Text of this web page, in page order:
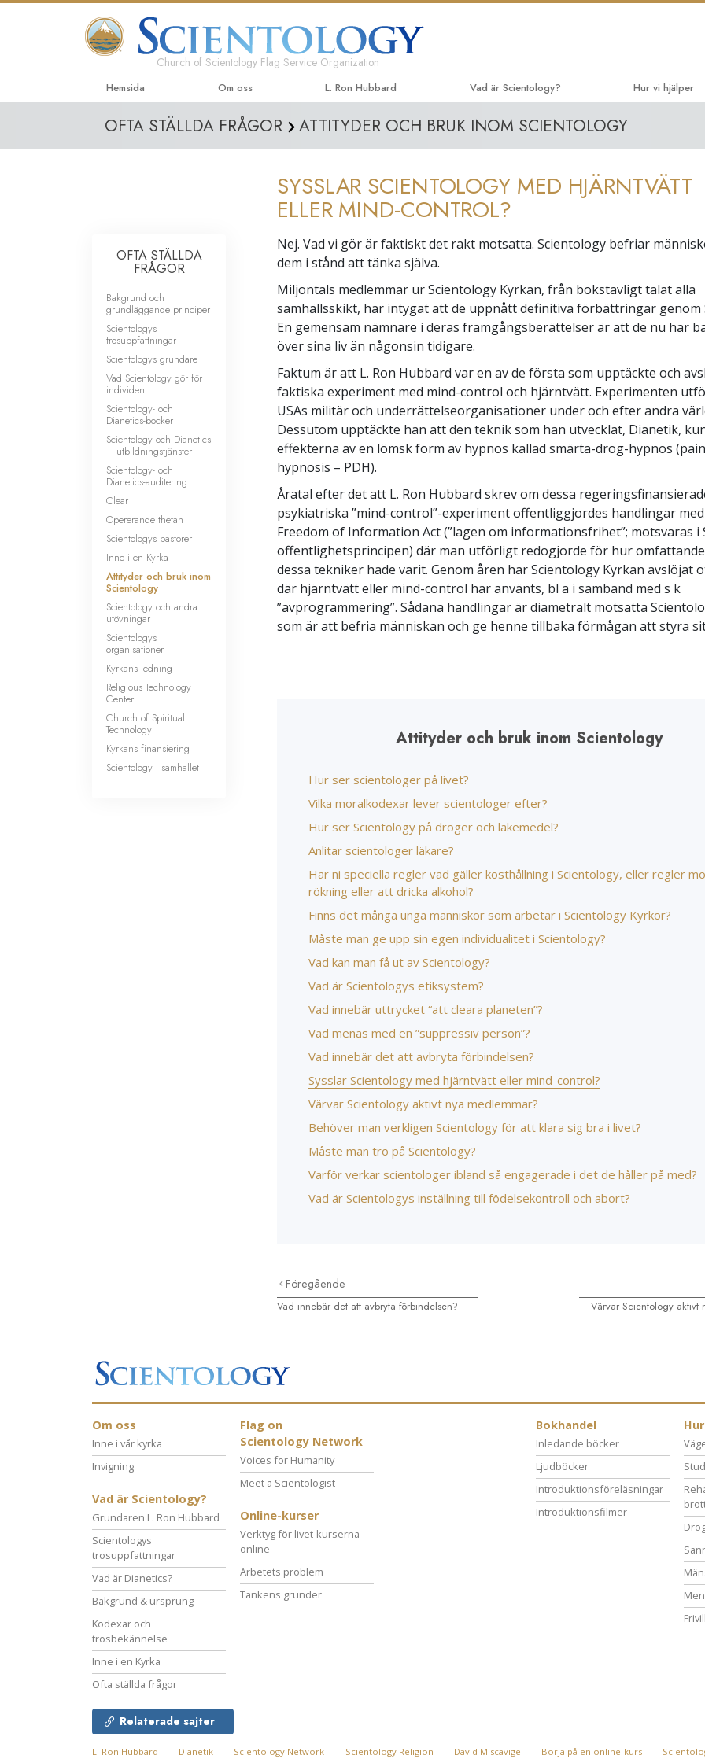
Church of Scientology Flag Service Organization
Hemsida Om oss L. Ron Hubbard Vad är Scientology?
Trossatser och religiösa bruk
Vad scientologer säger om
Scientology
Inne i en Kyrka
Scientologys grundprinciper
En introduktion till Dianetics
Kärlek och hat –
Vad är storhet?
Hur vi hjälper
Criminon
Sanningen om
Kommittén för
Scientologys
OFTA STÄLLDA FRÅGOR ATTITYDER OCH BRUK INOM SCIENTOLOGY
SYSSLAR SCIENTOLOGY MED HJÄRNTVÄTT
ELLER MIND-CONTROL?
Nej. Vad vi gör är faktiskt det rakt motsatta. Scientology befriar
dem i stånd att tänka själva.
Miljontals medlemmar ur Scientology Kyrkan, från bokstavligt talat alla
samhällsskikt, har intygat att de uppnått definitiva förbättringar genom
En gemensam nämnare i deras framgångsberättelser är att de nu har
över sina liv än någonsin tidigare.
Faktum är att L. Ron Hubbard var en av de första som upptäckte och
faktiska experiment med mind-control och hjärntvätt. Experimenten
USAs militär och underrättelseorganisationer under och efter andra
Dessutom upptäckte han att den teknik som han utvecklat, Dianetik,
effekterna av en lömsk form av hypnos kallad smärta-drog-hypnos
hypnosis – PDH).
Åratal efter det att L. Ron Hubbard skrev om dessa
psykiatriska ”mind-control”-experiment offentliggjordes hand­lingar
Freedom of Information Act (”lagen om informationsfrihet”; motsvaras i
offentlighetsprincipen) där man utförligt redogjorde för hur
dessa tekniker hade varit. Genom åren har Scientology Kyrkan avslöjat
där hjärntvätt eller mind-control har använts, bl a i samband med s k
”avprogrammering”. Sådana handlingar är diametralt motsatta
som är att befria människan och ge henne tillbaka förmågan att styra
Attityder och bruk inom Scientology
Hur ser scientologer på livet?
Vilka moralkodexar lever scientologer efter?
Hur ser Scientology på droger och läkemedel?
Anlitar scientologer läkare?
Har ni speciella regler vad gäller kosthållning i Scientology, eller regler
rökning eller att dricka alkohol?
Finns det många unga människor som arbetar i Scientology Kyrkor?
Måste man ge upp sin egen individualitet i Scientology?
Vad kan man få ut av Scientology?
Vad är Scientologys etiksystem?
Vad innebär uttrycket “att cleara planeten”?
Vad menas med en ”suppressiv person”?
Vad innebär det att avbryta förbindelsen?
Sysslar Scientology med hjärntvätt eller mind-control?
Värvar Scientology aktivt nya medlemmar?
Behöver man verkligen Scientology för att klara sig bra i livet?
Måste man tro på Scientology?
Varför verkar scientologer ibland så engagerade i det de håller på med?
Vad är Scientologys inställning till födelsekontroll och abort?
Föregående
Vad innebär det att avbryta förbindelsen? Värvar Scientology aktivt
OFTA STÄLLDA
FRÅGOR
Bakgrund och
grundläggande principer
Scientologys
trosuppfattningar
Scientologys grundare
Vad Scientology gör för
individen
Scientology- och
Dianetics-böcker
Scientology och Dianetics
– utbildningstjänster
Scientology- och
Dianetics-auditering
Clear
Opererande thetan
Scientologys pastorer
Inne i en Kyrka
Attityder och bruk inom
Scientology
Scientology och andra
utövningar
Scientologys
organisationer
Kyrkans ledning
Religious Technology
Center
Church of Spiritual
Technology
Kyrkans finansiering
Scientology i samhället
Om oss
Inne i vår kyrka
Invigning
Vad är Scientology?
Grundaren L. Ron Hubbard
Scientologys
trosuppfattningar
Vad är Dianetics?
Bakgrund & ursprung
Kodexar och
trosbekännelse
Inne i en Kyrka
Ofta ställda frågor
Flag on
Scientology Network
Voices for Humanity
Meet a Scientologist
Online-kurser
Verktyg för livet-kurserna
online
Arbetets problem
Tankens grunder
Bokhandel
Inledande böcker
Ljudböcker
Introduktionsföreläsningar
Introduktionsfilmer
Relaterade sajter
L. Ron Hubbard Dianetik Scientology Network Scientology Religion David Miscavige Börja på en online-kurs